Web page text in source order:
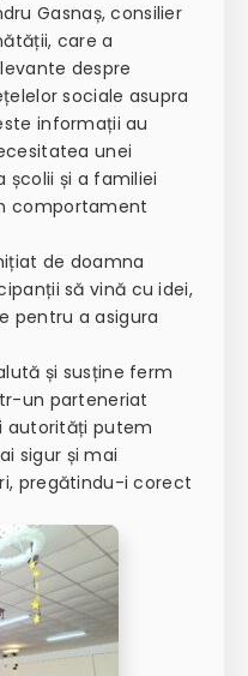
Gasnaș, consilier
care a
despre
sociale asupra
informații au
unei
școlii și a familiei
comportament
de doamna
să vină cu idei,
pentru a asigura
și susține ferm
un parteneriat
autorități putem
sigur și mai
pregătindu-i corect